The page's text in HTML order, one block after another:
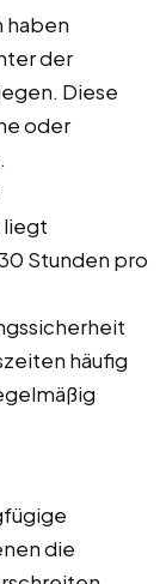
haben
der
Diese
oder
liegt
Stunden pro
häufig
die